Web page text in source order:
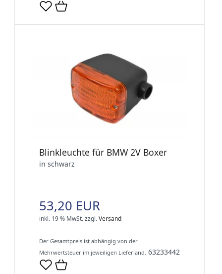
Blinkleuchte für BMW 2V Boxer
in schwarz
53,20 EUR
inkl. 19 % MwSt.zzgl.Versand
Der Gesamtpreis ist abhängig von der
Mehrwertsteuer im jeweiligen Lieferland. 63233442